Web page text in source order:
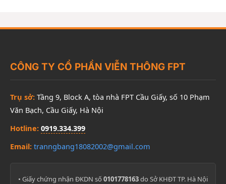
CÔNG TY CỔ PHẦN VIỄN THÔNG FPT
Trụ sở: Tầng 9, Block A, tòa nhà FPT Cầu Giấy, số 10 Phạm
Văn Bạch, Cầu Giấy, Hà Nội
Hotline: 0919.334.399
Email: tranngbang18082002@gmail.com
• Giấy chứng nhận ĐKDN số 0101778163do Sở KHĐT TP. Hà Nội